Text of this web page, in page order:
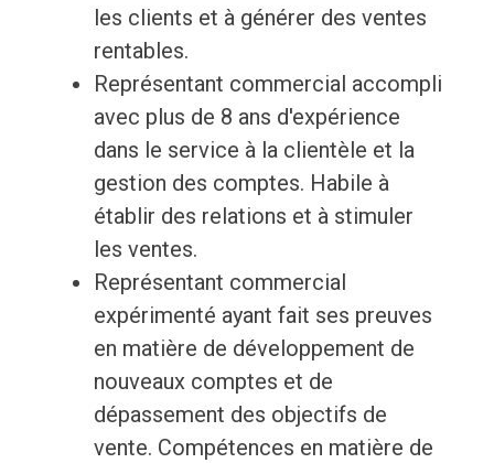
les clients et à générer des ventes
rentables.
Représentant commercial accompli
avec plus de 8 ans d'expérience
dans le service à la clientèle et la
gestion des comptes. Habile à
établir des relations et à stimuler
les ventes.
Représentant commercial
expérimenté ayant fait ses preuves
en matière de développement de
nouveaux comptes et de
dépassement des objectifs de
vente. Compétences en matière de